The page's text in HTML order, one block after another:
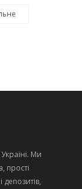
Ми
прості
депозитів,